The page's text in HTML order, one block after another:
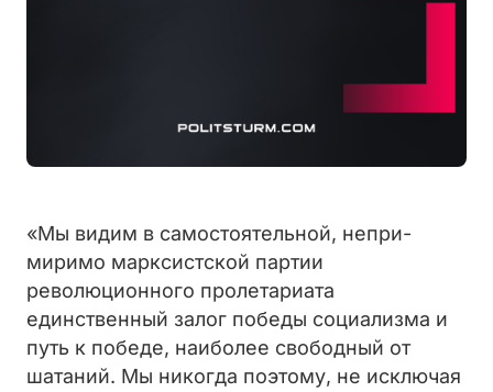
«Мы видим в самостоятельной, непри­
миримо марксистской партии
революционного пролетариата
единственный залог победы со­циализма и
путь к победе, наиболее свободный от
шатаний. Мы никогда поэтому, не исключая